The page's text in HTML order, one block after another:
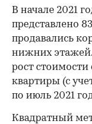
В начале 2021
представлено
продавались
нижних
рост
квартиры (с
по июль 2021
Квадратный